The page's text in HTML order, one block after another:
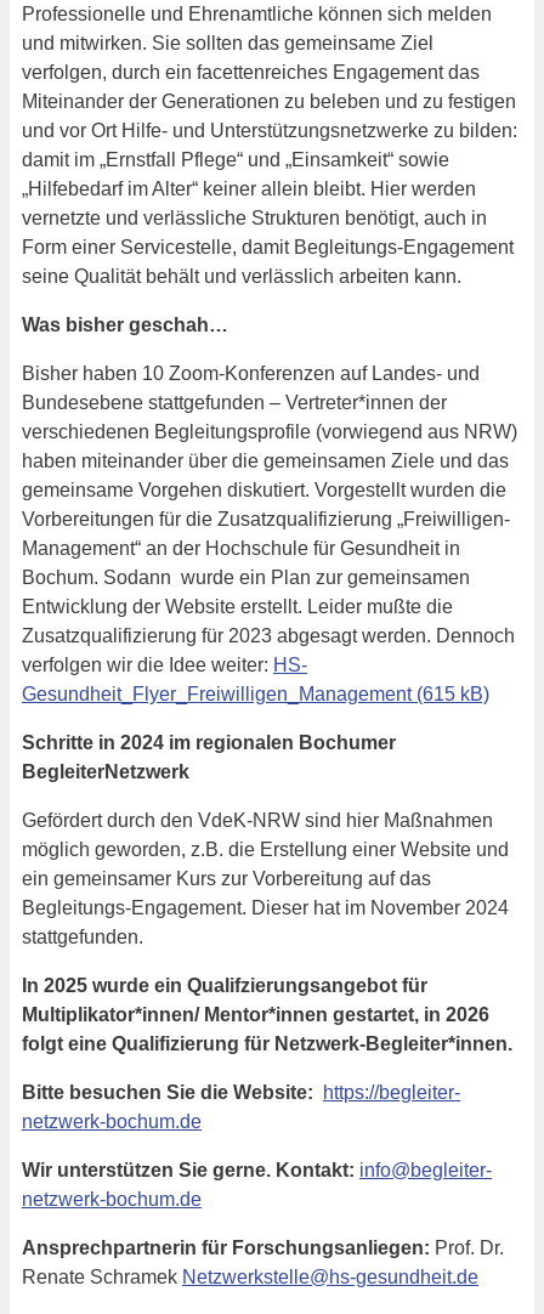
Professionelle und Ehrenamtliche können sich melden
und mitwirken. Sie sollten das gemeinsame Ziel
verfolgen, durch ein facettenreiches Engagement das
Miteinander der Generationen zu beleben und zu festigen
und vor Ort Hilfe- und Unterstützungsnetzwerke zu bilden:
damit im „Ernstfall Pflege“ und „Einsamkeit“ sowie
„Hilfebedarf im Alter“ keiner allein bleibt. Hier werden
vernetzte und verlässliche Strukturen benötigt, auch in
Form einer Servicestelle, damit Begleitungs-Engagement
seine Qualität behält und verlässlich arbeiten kann.
Was bisher geschah…
Bisher haben 10 Zoom-Konferenzen auf Landes- und
Bundesebene stattgefunden – Vertreter*innen der
verschiedenen Begleitungsprofile (vorwiegend aus NRW)
haben miteinander über die gemeinsamen Ziele und das
gemeinsame Vorgehen diskutiert. Vorgestellt wurden die
Vorbereitungen für die Zusatzqualifizierung „Freiwilligen-
Management“ an der Hochschule für Gesundheit in
Bochum. Sodann wurde ein Plan zur gemeinsamen
Entwicklung der Website erstellt. Leider mußte die
Zusatzqualifizierung für 2023 abgesagt werden. Dennoch
verfolgen wir die Idee weiter: HS-
Gesundheit_Flyer_Freiwilligen_Management
Schritte in 2024 im regionalen Bochumer
BegleiterNetzwerk
Gefördert durch den VdeK-NRW sind hier Maßnahmen
möglich geworden, z.B. die Erstellung einer Website und
ein gemeinsamer Kurs zur Vorbereitung auf das
Begleitungs-Engagement. Dieser hat im November 2024
stattgefunden.
In 2025 wurde ein Qualifzierungsangebot für
Multiplikator*innen/ Mentor*innen gestartet, in 2026
folgt eine Qualifizierung für Netzwerk-Begleiter*innen.
Bitte besuchen Sie die Website:
https://begleiter-
netzwerk-bochum.de
Wir unterstützen Sie gerne. Kontakt: info@begleiter-
netzwerk-bochum.de
Ansprechpartnerin für Forschungsanliegen: Prof. Dr.
Renate Schramek Netzwerkstelle@hs-gesundheit.de